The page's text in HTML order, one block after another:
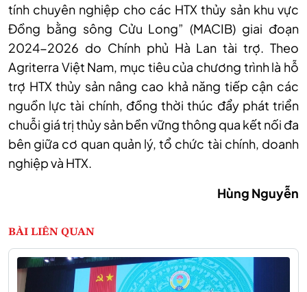
tính chuyên nghiệp cho các HTX thủy sản khu vực
Đồng bằng sông Cửu Long” (MACIB) giai đoạn
2024-2026 do Chính phủ Hà Lan tài trợ. Theo
Agriterra Việt Nam, mục tiêu của chương trình là hỗ
trợ HTX thủy sản nâng cao khả năng tiếp cận các
nguồn lực tài chính, đồng thời thúc đẩy phát triển
chuỗi giá trị thủy sản bền vững thông qua kết nối đa
bên giữa cơ quan quản lý, tổ chức tài chính, doanh
nghiệp và HTX.
Hùng Nguyễn
BÀI LIÊN QUAN